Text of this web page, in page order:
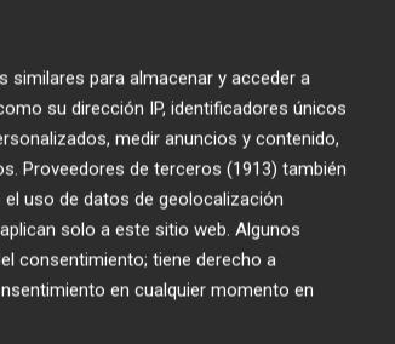
con más
Decreto-ley "mantiene
de la
del régimen
anuncian que"se
que algunas de
y libertad de
para almacenar y acceder a
su dirección IP, identificadores únicos
medir anuncios y contenido,
Proveedores de terceros (1913) también
uso de datos de geolocalización
solo a este sitio web. Algunos
consentimiento; tiene derecho a
en cualquier momento en